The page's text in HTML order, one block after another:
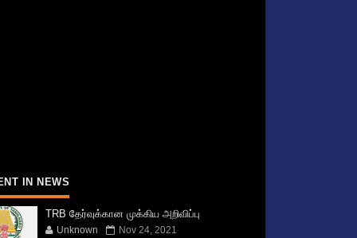
IN NEWS
TRB தேர்வுக்கான முக்கிய அறிவிப்பு
Unknown Nov 24, 2021